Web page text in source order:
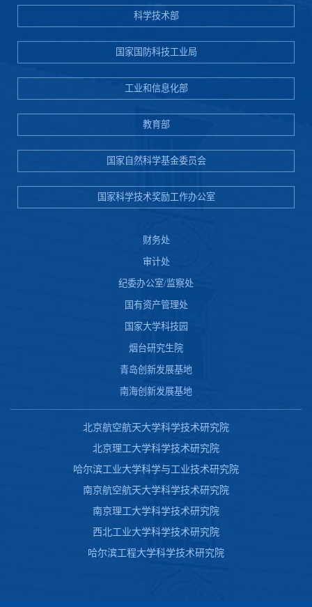
科学技术部
国家国防科技工业局
工业和信息化部
教育部
国家自然科学基金委员会
国家科学技术奖励工作办公室
财务处
审计处
纪委办公室/监察处
国有资产管理处
国家大学科技园
烟台研究生院
青岛创新发展基地
南海创新发展基地
北京航空航天大学科学技术研究院
北京理工大学科学技术研究院
哈尔滨工业大学科学与工业技术研究院
南京航空航天大学科学技术研究院
南京理工大学科学技术研究院
西北工业大学科学技术研究院
哈尔滨工程大学科学技术研究院